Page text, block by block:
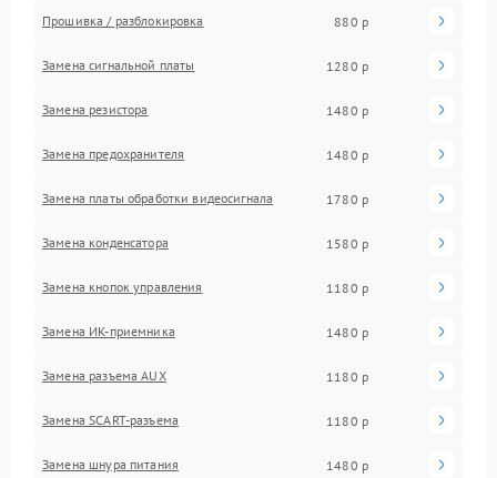
Прошивка / разблокировка 880 р
Замена сигнальной платы 1280 р
Замена резистора 1480 р
Замена предохранителя 1480 р
Замена платы обработки видеосигнала 1780 р
Замена конденсатора 1580 р
Замена кнопок управления 1180 р
Замена ИК-приемника 1480 р
Замена разъема AUX 1180 р
Замена SCART-разъема 1180 р
Замена шнура питания 1480 р